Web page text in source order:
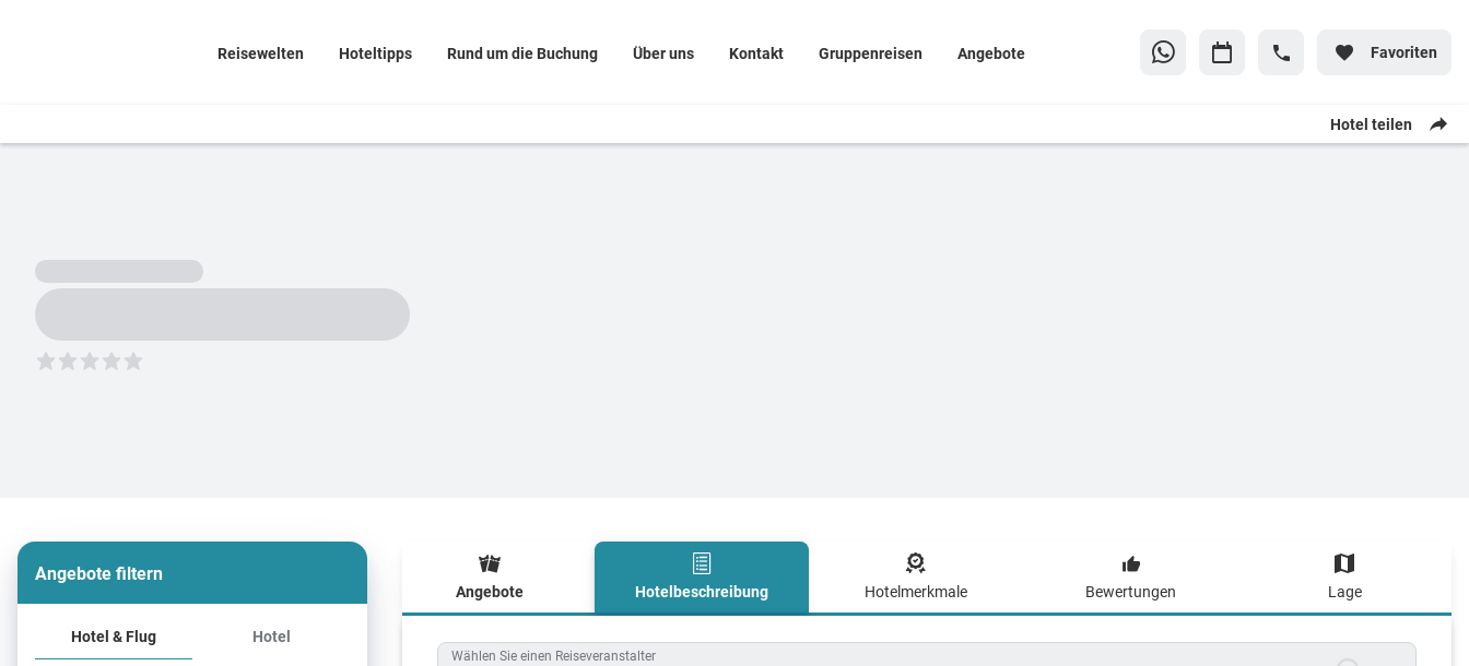
Reisewelten Hoteltipps Rund um die Buchung Über uns Kontakt Gruppenreisen Angebote Favoriten
Hotel teilen
5
Angebote filtern
Hotel & Flug Hotel
Angebote Hotelbeschreibung Hotelmerkmale Bewertungen Lage
Hotelbeschreibung
Wählen Sie einen Reiseveranstalter